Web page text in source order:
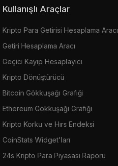
Kullanışlı Araçlar
Kripto Para Getirisi Hesaplama Aracı
Getiri Hesaplama Aracı
Geçici Kayıp Hesaplayıcı
Kripto Dönüştürücü
Bitcoin Gökkuşağı Grafiği
Ethereum Gökkuşağı Grafiği
Kripto Korku ve Hırs Endeksi
CoinStats Widget'ları
24s Kripto Para Piyasası Raporu